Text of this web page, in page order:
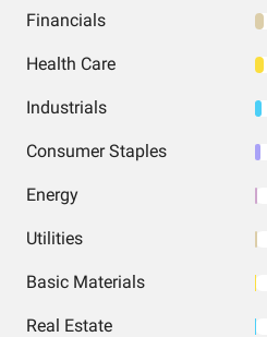
Financials
Health Care
Industrials
Consumer Staples
Energy
Utilities
Basic Materials
Real Estate